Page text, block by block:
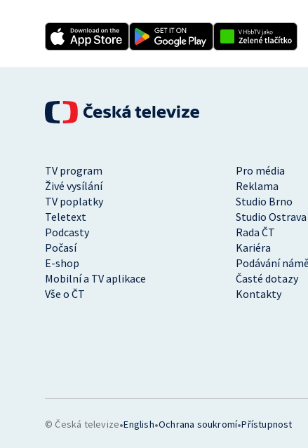
TV program
Pro média
Živé vysílání
Reklama
TV poplatky
Studio Brno
Teletext
Studio Ostrava
Podcasty
Rada ČT
Počasí
Kariéra
E-shop
Podávání
Mobilní a TV aplikace
Časté dotazy
Vše o ČT
Kontakty
© Česká televize•English•Ochrana soukromí•Přístupnost